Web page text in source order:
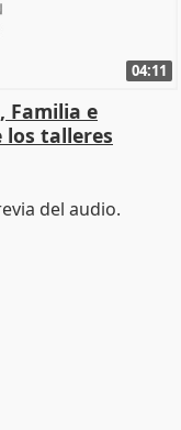
04:11
Familia e
los talleres